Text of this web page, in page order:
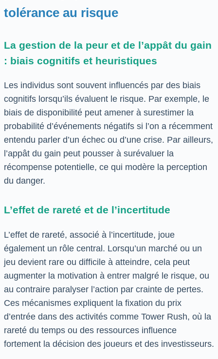
tolérance au risque
La gestion de la peur et de l’appât du gain
: biais cognitifs et heuristiques
Les individus sont souvent influencés par des biais
cognitifs lorsqu’ils évaluent le risque. Par exemple, le
biais de disponibilité peut amener à surestimer la
probabilité d’événements négatifs si l’on a récemment
entendu parler d’un échec ou d’une crise. Par ailleurs,
l’appât du gain peut pousser à surévaluer la
récompense potentielle, ce qui modère la perception
du danger.
L’effet de rareté et de l’incertitude
L’effet de rareté, associé à l’incertitude, joue
également un rôle central. Lorsqu’un marché ou un
jeu devient rare ou difficile à atteindre, cela peut
augmenter la motivation à entrer malgré le risque, ou
au contraire paralyser l’action par crainte de pertes.
Ces mécanismes expliquent la fixation du prix
d’entrée dans des activités comme Tower Rush, où la
rareté du temps ou des ressources influence
fortement la décision des joueurs et des investisseurs.